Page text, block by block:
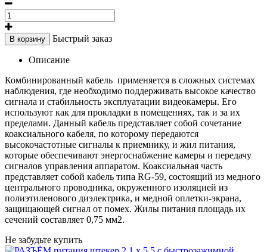
В корзину Быстрый заказ
Описание
Комбинированный кабель применяется в сложных системах
наблюдения, где необходимо поддерживать высокое качество
сигнала и стабильность эксплуатации видеокамеры. Его
используют как для прокладки в помещениях, так и за их
пределами. Данный кабель представляет собой сочетание
коаксиального кабеля, по которому передаются
высокочастотные сигналы к приемнику, и жил питания,
которые обеспечивают энергоснабжение камеры и передачу
сигналов управления аппаратом. Коаксиальная часть
представляет собой кабель типа RG-59, состоящий из медного
центрального проводника, окруженного изоляцией из
полиэтиленового диэлектрика, и медной оплетки-экрана,
защищающей сигнал от помех. Жилы питания площадь их
сечений составляет 0,75 мм2.
Не забудьте купить